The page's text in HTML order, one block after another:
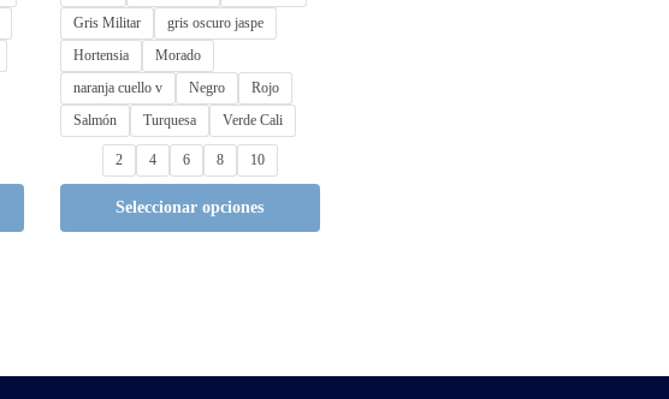
Gris Militar
gris oscuro jaspe
Hortensia
Morado
naranja cuello v
Negro
Rojo
Salmón
Turquesa Verde Cali
2 4 6 8 10
Seleccionar opciones